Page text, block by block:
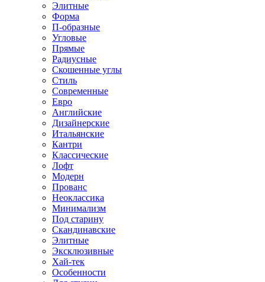
Элитные
Форма
П-образные
Угловые
Прямые
Радиусные
Скошенные углы
Стиль
Современные
Евро
Английские
Дизайнерские
Итальянские
Кантри
Классические
Лофт
Модерн
Прованс
Неоклассика
Минимализм
Под старину
Скандинавские
Элитные
Эксклюзивные
Хай-тек
Особенности